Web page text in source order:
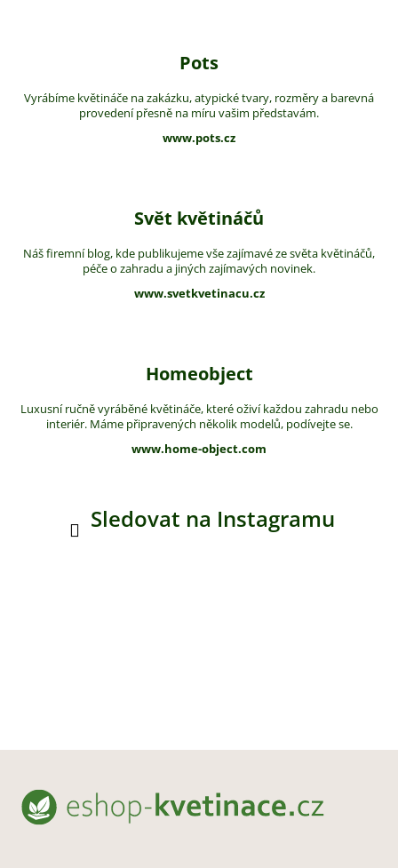
Pots
Vyrábíme květináče na zakázku, atypické tvary, rozměry a barevná
provedení přesně na míru vašim představám.
www.pots.cz
Svět květináčů
Náš firemní blog, kde publikujeme vše zajímavé ze světa květináčů,
péče o zahradu a jiných zajímavých novinek.
www.svetkvetinacu.cz
Homeobject
Luxusní ručně vyráběné květináče, které oživí každou zahradu nebo
interiér. Máme připravených několik modelů, podívejte se.
www.home-object.com
Sledovat na Instagramu
Z